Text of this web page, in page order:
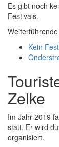
Es gibt noch
Festivals.
Kein
Zelke
Im Jahr 2019
statt. Er wird
organisiert.